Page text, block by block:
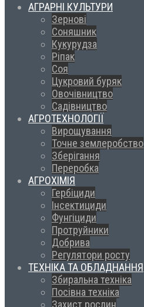
АГРАРНІ КУЛЬТУРИ
Зернові
Соняшник
Кукурудза
Ріпак
Соя
Цукровий буряк
Овочівництво
Садівництво
АГРОТЕХНОЛОГІЇ
Вирощування
Точне землеробство
Зберігання
Переробка
АГРОХІМІЯ
Гербіциди
Інсектициди
Фунгіциди
Протруйники
Добрива
Регулятори росту
ТЕХНІКА ТА ОБЛАДНАННЯ
Збиральна техніка
Посівна техніка
Захист рослин